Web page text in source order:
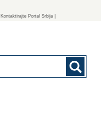
| Kontaktirajte Portal Srbija |